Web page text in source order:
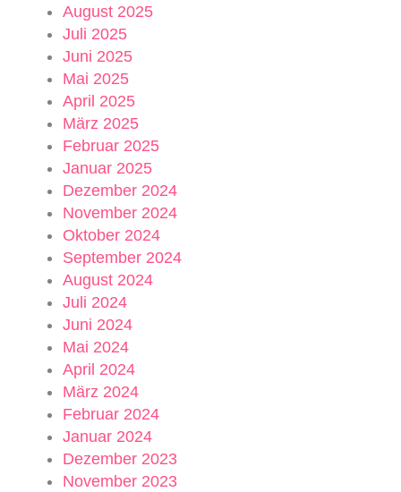
August 2025
Juli 2025
Juni 2025
Mai 2025
April 2025
März 2025
Februar 2025
Januar 2025
Dezember 2024
November 2024
Oktober 2024
September 2024
August 2024
Juli 2024
Juni 2024
Mai 2024
April 2024
März 2024
Februar 2024
Januar 2024
Dezember 2023
November 2023